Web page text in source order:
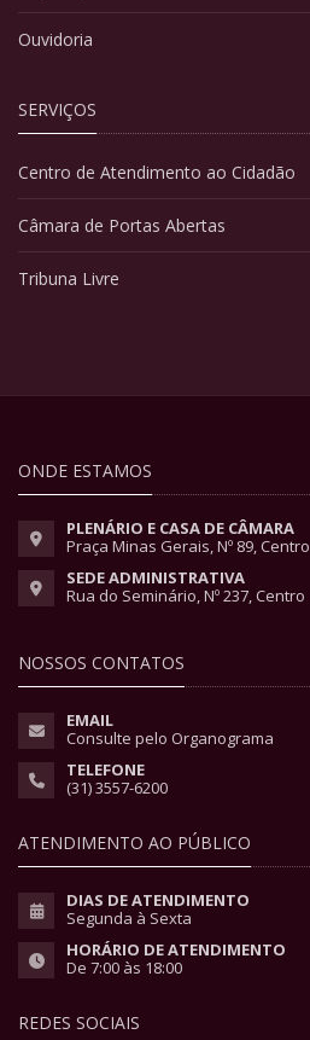
Ouvidoria
SERVIÇOS
Centro de Atendimento ao Cidadão
Câmara de Portas Abertas
Tribuna Livre
ONDE ESTAMOS
PLENÁRIO E CASA DE CÂMARA
Praça Minas Gerais, Nº 89, Centro
SEDE ADMINISTRATIVA
Rua do Seminário, Nº 237, Centro
NOSSOS CONTATOS
EMAIL
Consulte pelo Organograma
TELEFONE
(31) 3557-6200
ATENDIMENTO AO PÚBLICO
DIAS DE ATENDIMENTO
Segunda à Sexta
HORÁRIO DE ATENDIMENTO
De 7:00 às 18:00
REDES SOCIAIS